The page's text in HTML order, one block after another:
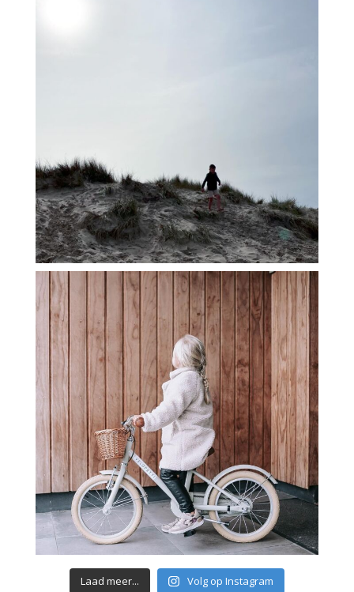
Laad meer... Volg op Instagram